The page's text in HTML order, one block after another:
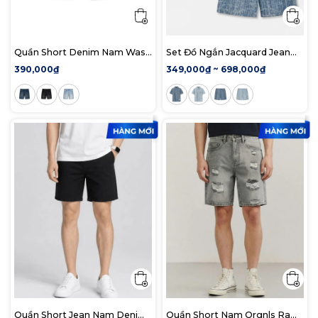
Quần Short Denim Nam Wash
Basic Color Form Slim
390,000₫
Set Đồ Ngắn Jacquard Jean
Nam Form Regular
349,000₫ ~ 698,000₫
Quần Short Jean Nam Denim Quần Short Nam Orgnls Raw